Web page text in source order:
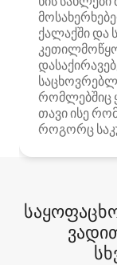
ქალაქში და
რომლებშიც
თავი ისე
როგორც